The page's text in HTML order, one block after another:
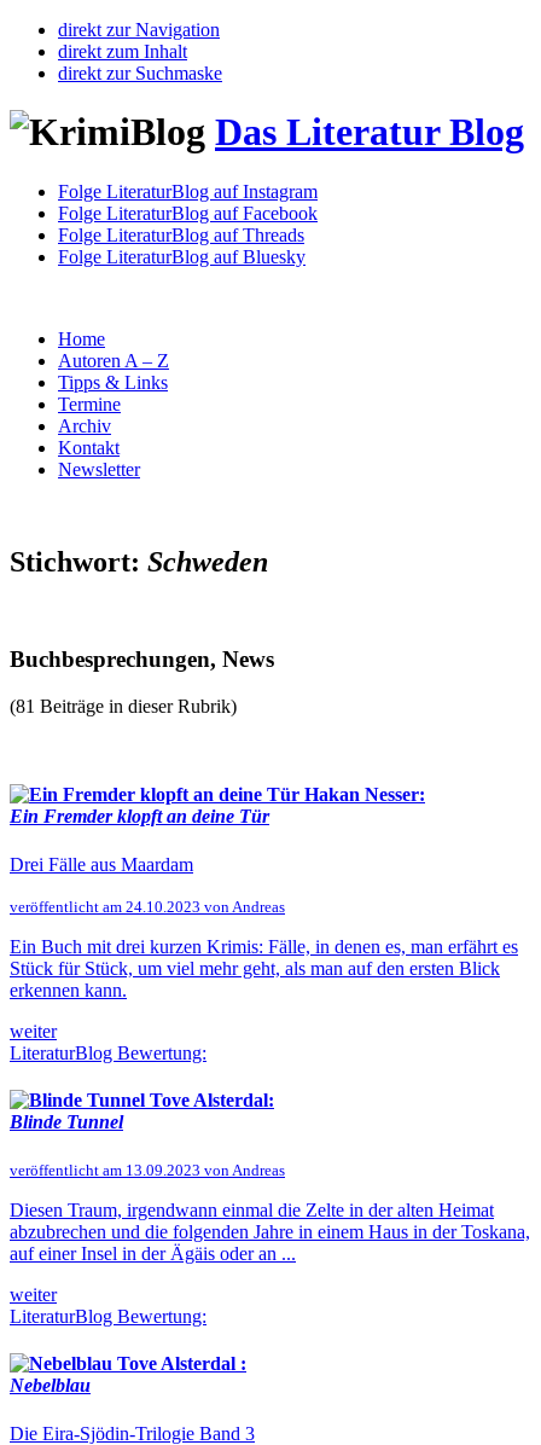
direkt zur Navigation
direkt zum Inhalt
direkt zur Suchmaske
Das Literatur Blog
Folge LiteraturBlog auf Instagram
Folge LiteraturBlog auf Facebook
Folge LiteraturBlog auf Threads
Folge LiteraturBlog auf Bluesky
Home
Autoren A – Z
Tipps & Links
Termine
Archiv
Kontakt
Newsletter
Stichwort: Schweden
Buchbesprechungen, News
(81 Beiträge in dieser Rubrik)
Hakan Nesser:
Ein Fremder klopft an deine Tür
Drei Fälle aus Maardam
veröffentlicht am 24.10.2023 von Andreas
Ein Buch mit drei kurzen Krimis: Fälle, in denen es, man erfährt es
Stück für Stück, um viel mehr geht, als man auf den ersten Blick
erkennen kann.
weiter
LiteraturBlog Bewertung:
Tove Alsterdal:
Blinde Tunnel
veröffentlicht am 13.09.2023 von Andreas
Diesen Traum, irgendwann einmal die Zelte in der alten Heimat
abzubrechen und die folgenden Jahre in einem Haus in der Toskana,
auf einer Insel in der Ägäis oder an ...
weiter
LiteraturBlog Bewertung:
Tove Alsterdal :
Nebelblau
Die Eira-Sjödin-Trilogie Band 3